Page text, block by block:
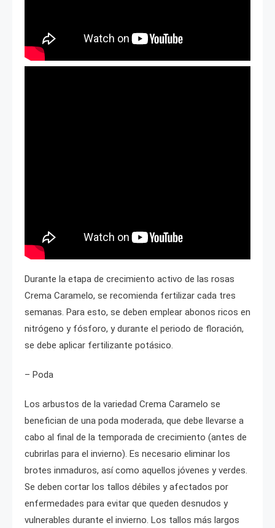
Durante la etapa de crecimiento activo de las rosas
Crema Caramelo, se recomienda fertilizar cada tres
semanas. Para esto, se deben emplear abonos ricos en
nitrógeno y fósforo, y durante el periodo de floración,
se debe aplicar fertilizante potásico.
– Poda
Los arbustos de la variedad Crema Caramelo se
benefician de una poda moderada, que debe llevarse a
cabo al final de la temporada de crecimiento (antes de
cubrirlas para el invierno). Es necesario eliminar los
brotes inmaduros, así como aquellos jóvenes y verdes.
Se deben cortar los tallos débiles y afectados por
enfermedades para evitar que queden desnudos y
vulnerables durante el invierno. Los tallos más largos